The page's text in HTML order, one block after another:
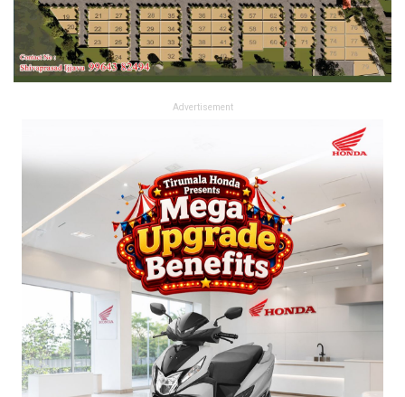
Advertisement